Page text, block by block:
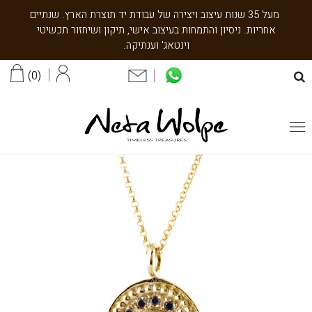
מעל 35 שנות עיצוב ויצירה של עבודת יד תוצרת הארץ. שנתיים
אחריות. ניסיון והתמחות בעיצוב אישי, תיקון ושיחזור תכשיטי
וינטאג' וענתיקה.
0